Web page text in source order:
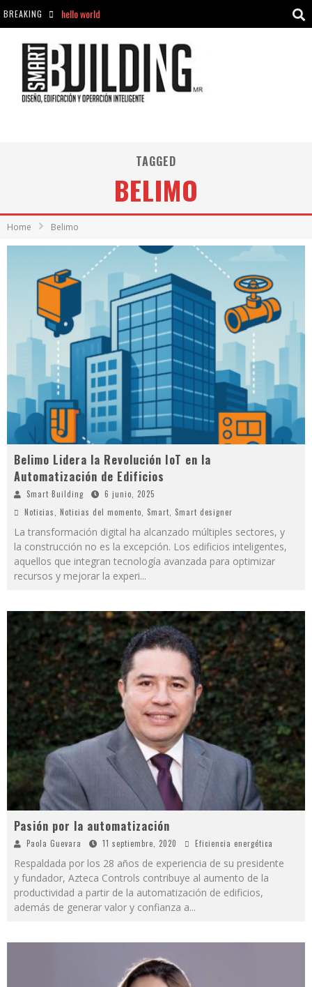
BREAKING hello world
hello world
TAGGED
BELIMO
Home Belimo
Belimo Lidera la Revolución IoT en la
Automatización de Edificios
Smart Building
6 junio, 2025
Noticias, Noticias del momento, Smart, Smart designer
La transformación digital ha alcanzado múltiples sectores, y
la construcción no es la excepción. Los edificios inteligentes,
aquellos que integran tecnología avanzada para optimizar
recursos y mejorar la experi...
Pasión por la automatización
Paola Guevara 11 septiembre, 2020 Eficiencia energética
Respaldada por los 28 años de experiencia de su presidente
y fundador, Azteca Controls contribuye al aumento de la
productividad a partir de la automatización de edificios,
además de generar valor y confianza a...